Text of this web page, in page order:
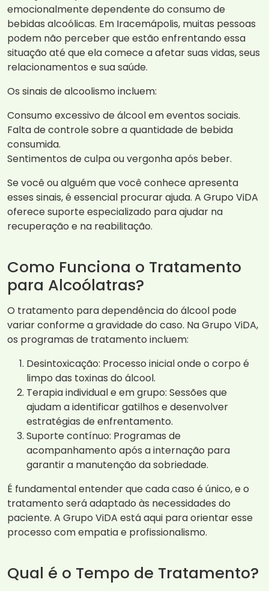
emocionalmente dependente do consumo de
bebidas alcoólicas. Em Iracemápolis, muitas pessoas
podem não perceber que estão enfrentando essa
situação até que ela comece a afetar suas vidas, seus
relacionamentos e sua saúde.
Os sinais de alcoolismo incluem:
Consumo excessivo de álcool em eventos sociais.
Falta de controle sobre a quantidade de bebida
consumida.
Sentimentos de culpa ou vergonha após beber.
Se você ou alguém que você conhece apresenta
esses sinais, é essencial procurar ajuda. A Grupo ViDA
oferece suporte especializado para ajudar na
recuperação e na reabilitação.
Como Funciona o Tratamento
para Alcoólatras?
O tratamento para dependência do álcool pode
variar conforme a gravidade do caso. Na Grupo ViDA,
os programas de tratamento incluem:
Desintoxicação: Processo inicial onde o corpo é
limpo das toxinas do álcool.
Terapia individual e em grupo: Sessões que
ajudam a identificar gatilhos e desenvolver
estratégias de enfrentamento.
Suporte contínuo: Programas de
acompanhamento após a internação para
garantir a manutenção da sobriedade.
É fundamental entender que cada caso é único, e o
tratamento será adaptado às necessidades do
paciente. A Grupo ViDA está aqui para orientar esse
processo com empatia e profissionalismo.
Qual é o Tempo de Tratamento?